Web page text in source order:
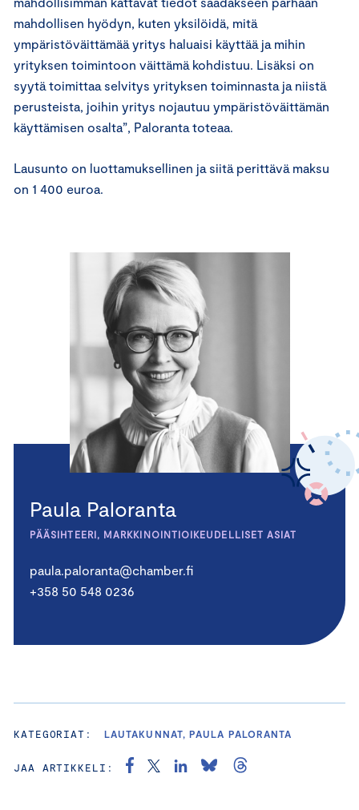
mahdollisen hyödyn, kuten yksilöidä, mitä
ympäristöväittämää yritys haluaisi käyttää ja mihin
yrityksen toimintoon väittämä kohdistuu. Lisäksi on
syytä toimittaa selvitys yrityksen toiminnasta ja niistä
perusteista, joihin yritys nojautuu ympäristöväittämän
käyttämisen osalta”, Paloranta toteaa.
Lausunto on luottamuksellinen ja siitä perittävä maksu
on 1 400 euroa.
Paula Paloranta
PÄÄSIHTEERI, MARKKINOINTIOIKEUDELLISET ASIAT
paula.paloranta@chamber.fi
+358 50 548 0236
KATEGORIAT: LAUTAKUNNAT, PAULA PALORANTA
JAA ARTIKKELI: